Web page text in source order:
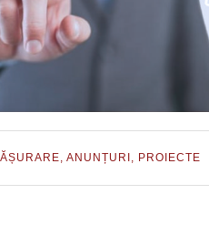
ANUNȚURI PROIECTE